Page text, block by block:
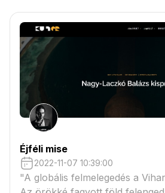
az élet azoknak is nagy utazás,
helyben maradtak." -
Balázs legújabb írása a Kulteren.
Éjféli mise
2022-11-07 10:39:00
"A globális felmelegedés a